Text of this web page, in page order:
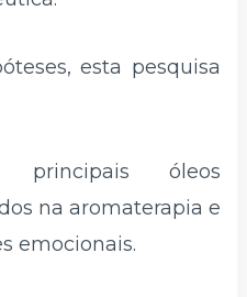
esta pesquisa
principais óleos
na aromaterapia e
emocionais.